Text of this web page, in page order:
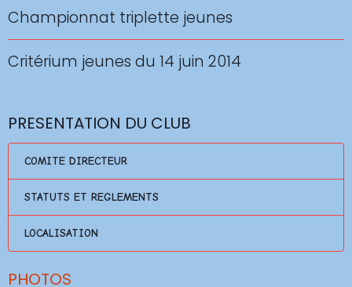
Championnat triplette jeunes
Critérium jeunes du 14 juin 2014
PRESENTATION DU CLUB
COMITE DIRECTEUR
STATUTS ET REGLEMENTS
LOCALISATION
PHOTOS